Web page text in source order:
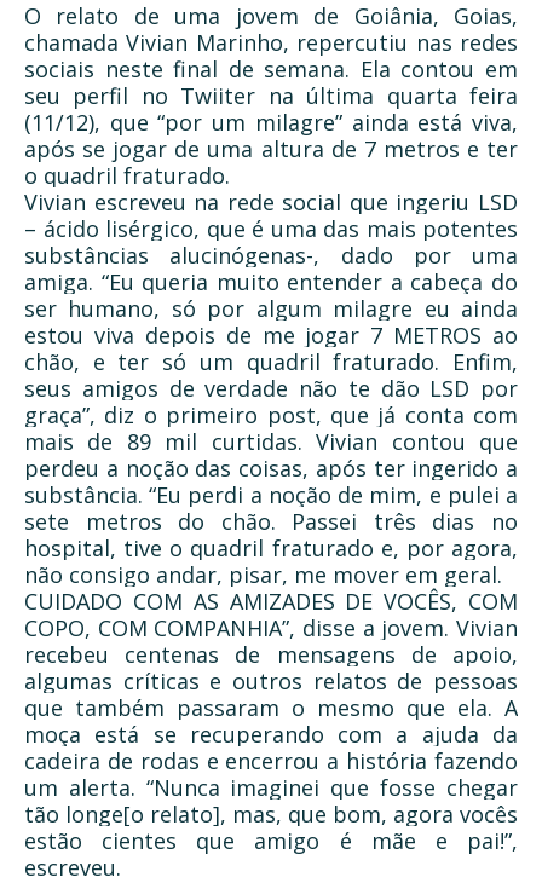
O relato de uma jovem de Goiânia, Goias,
chamada Vivian Marinho, repercutiu nas redes
sociais neste final de semana. Ela contou em
seu perfil no Twiiter na última quarta feira
(11/12), que “por um milagre” ainda está viva,
após se jogar de uma altura de 7 metros e ter
o quadril fraturado.
Vivian escreveu na rede social que ingeriu LSD
– ácido lisérgico, que é uma das mais potentes
substâncias alucinógenas-, dado por uma
amiga. “Eu queria muito entender a cabeça do
ser humano, só por algum milagre eu ainda
estou viva depois de me jogar 7 METROS ao
chão, e ter só um quadril fraturado. Enfim,
seus amigos de verdade não te dão LSD por
graça”, diz o primeiro post, que já conta com
mais de 89 mil curtidas. Vivian contou que
perdeu a noção das coisas, após ter ingerido a
substância. “Eu perdi a noção de mim, e pulei a
sete metros do chão. Passei três dias no
hospital, tive o quadril fraturado e, por agora,
não consigo andar, pisar, me mover em geral.
CUIDADO COM AS AMIZADES DE VOCÊS, COM
COPO, COM COMPANHIA”, disse a jovem. Vivian
recebeu centenas de mensagens de apoio,
algumas críticas e outros relatos de pessoas
que também passaram o mesmo que ela. A
moça está se recuperando com a ajuda da
cadeira de rodas e encerrou a história fazendo
um alerta. “Nunca imaginei que fosse chegar
tão longe[o relato], mas, que bom, agora vocês
estão cientes que amigo é mãe e pai!”,
escreveu.